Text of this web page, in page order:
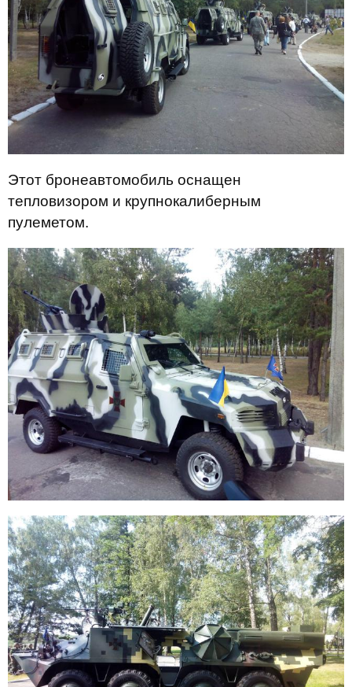
Этот бронеавтомобиль оснащен
тепловизором и крупнокалиберным
пулеметом.